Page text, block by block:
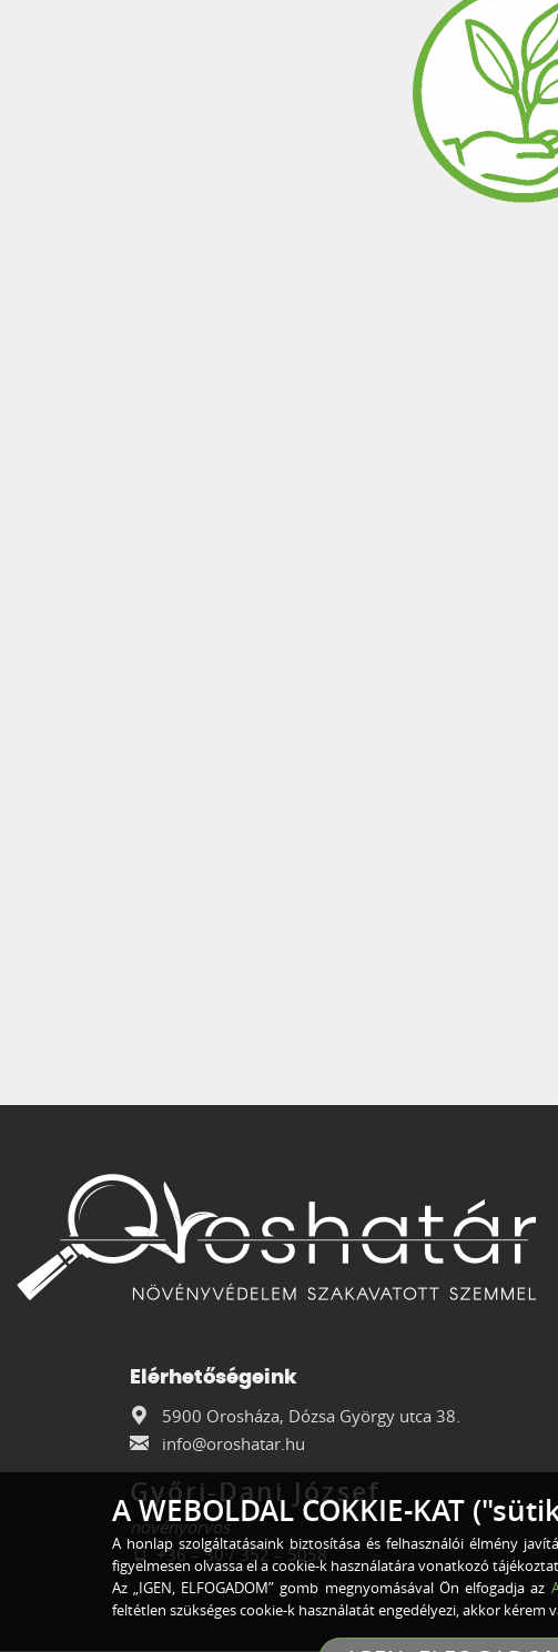
Elérhetőségeink
5900 Orosháza, Dózsa György utca 38.
info@oroshatar.hu
Győri-Dani József
növényorvos
+36 – 30 / 352 – 5058
A WEBOLDAL COKKIE-KAT
A honlap szolgáltatásaink biztosítása és felhasználói élmény
figyelmesen olvassa el a cookie-k használatára vonatkozó
Az „IGEN, ELFOGADOM” gomb megnyomásával Ön elfogadja az
feltétlen szükséges cookie-k használatát engedélyezi, akkor kérem